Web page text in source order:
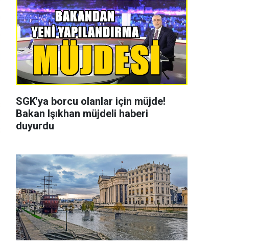
SGK'ya borcu olanlar için müjde!
Bakan Işıkhan müjdeli haberi
duyurdu